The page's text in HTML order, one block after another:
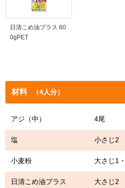
日清こめ油プラス 60
0gPET
材料 （4人分）
アジ（中） 4尾
塩 小さ
小麦粉 大さじ
日清こめ油プラス 大さじ